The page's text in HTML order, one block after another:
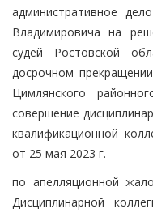
административное
Владимировича на
судей Ростовской
досрочном
Цимлянского
совершение
квалификационной
от 25 мая 2023 г.
по апелляционной
Дисциплинарной